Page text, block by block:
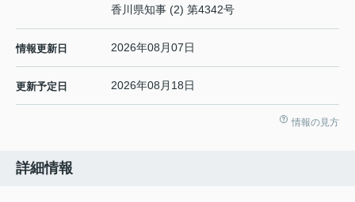
香川県知事 (2) 第4342号
情報更新日 2026年08月07日
更新予定日 2026年08月18日
情報の見方
詳細情報